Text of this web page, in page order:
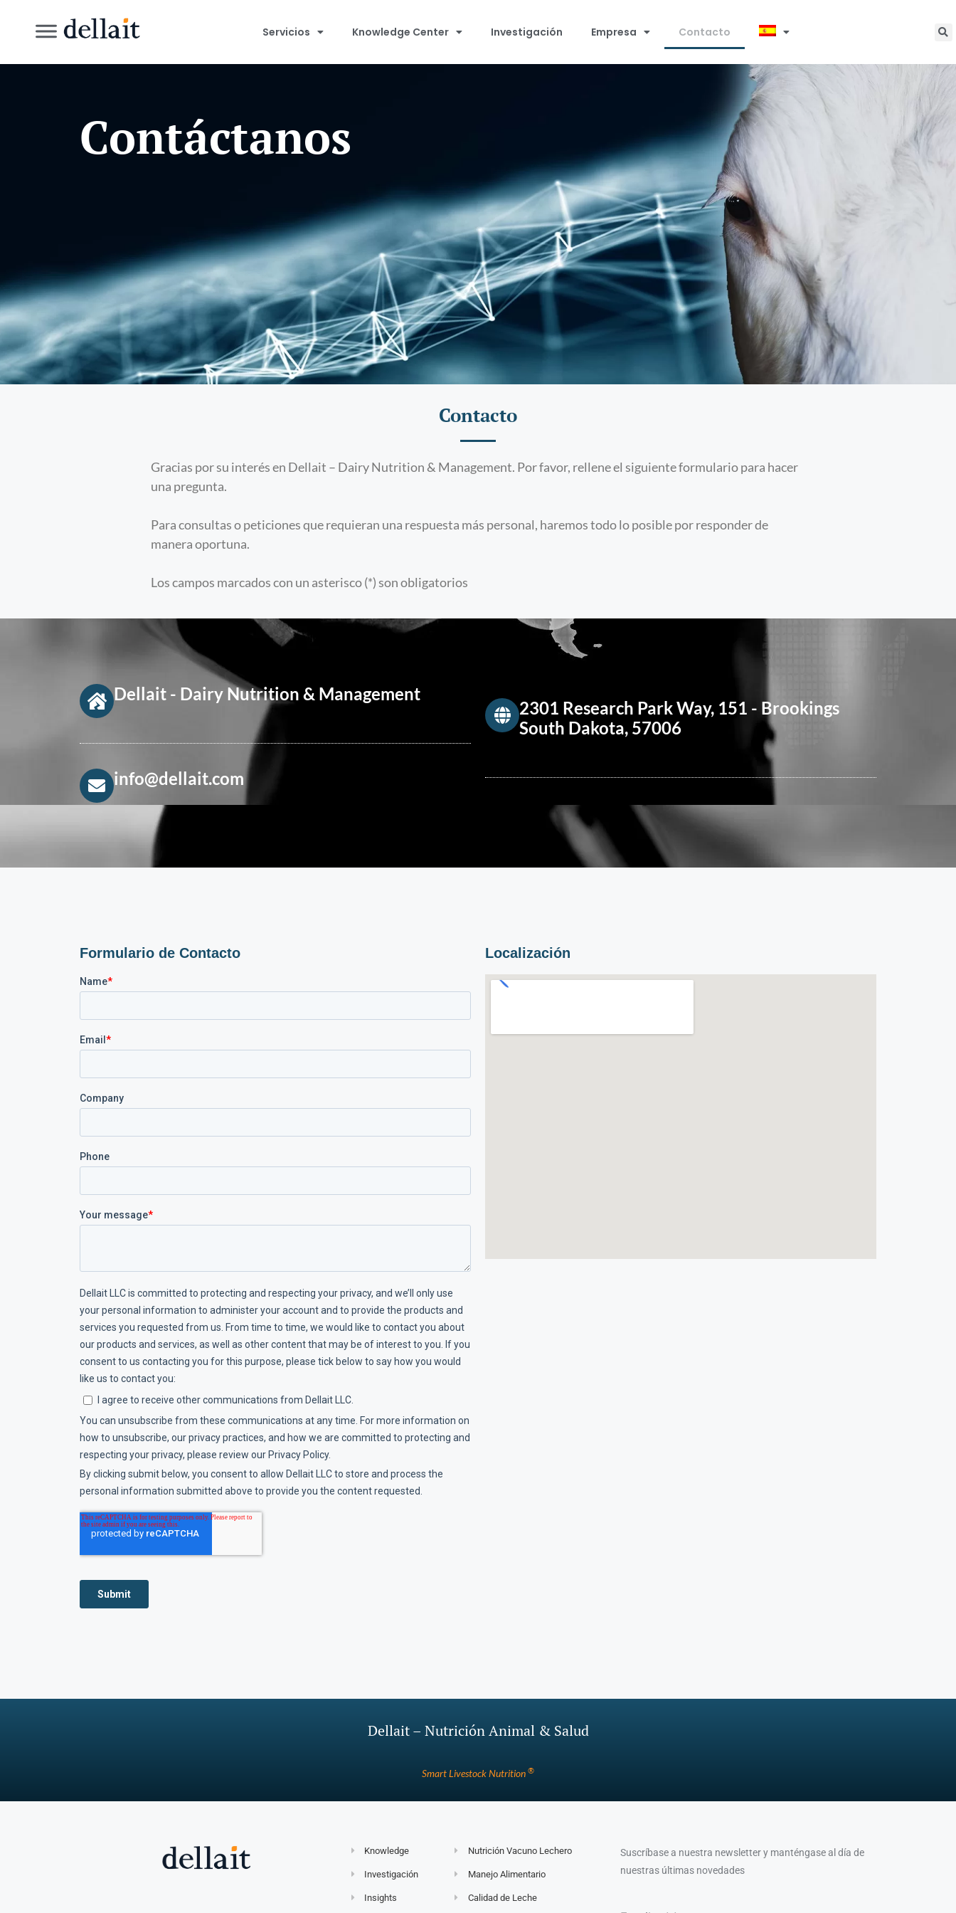
Servicios Knowledge Center Investigación Empresa Contacto
Contáctanos
Contacto
Gracias por su interés en Dellait – Dairy Nutrition & Management. Por favor, rellene el siguiente formulario para hacer
una pregunta.
Para consultas o peticiones que requieran una respuesta más personal, haremos todo lo posible por responder de
manera oportuna.
Los campos marcados con un asterisco (*) son obligatorios
Dellait - Dairy Nutrition & Management
info@dellait.com
2301 Research Park Way, 151 - Brookings
South Dakota, 57006
Formulario de Contacto Localización
Dellait – Nutrición Animal & Salud
Smart Livestock Nutrition ®
Knowledge
Investigación
Insights
Nutrición Vacuno Lechero
Manejo Alimentario
Calidad de Leche
Suscríbase a nuestra newsletter y manténgase al día de
nuestras últimas novedades